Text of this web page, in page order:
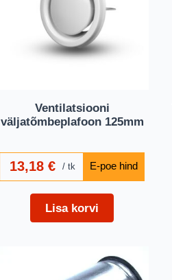
Ventilatsiooni
väljatõmbeplafoon 125mm
13,18 € tk
Lisa korvi